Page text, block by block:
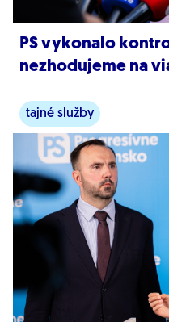
PS vykonalo
nezhodujeme na
tajné služby